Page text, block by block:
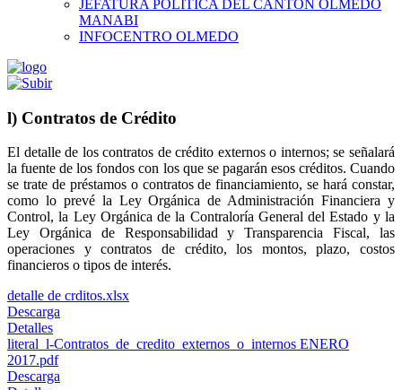
JEFATURA POLÍTICA DEL CANTÓN OLMEDO
MANABI
INFOCENTRO OLMEDO
l) Contratos de Crédito
El detalle de los contratos de crédito externos o internos; se señalará
la fuente de los fondos con los que se pagarán esos créditos. Cuando
se trate de préstamos o contratos de financiamiento, se hará constar,
como lo prevé la Ley Orgánica de Administración Financiera y
Control, la Ley Orgánica de la Contraloría General del Estado y la
Ley Orgánica de Responsabilidad y Transparencia Fiscal, las
operaciones y contratos de crédito, los montos, plazo, costos
financieros o tipos de interés.
detalle de crditos.xlsx
Descarga
Detalles
literal_l-Contratos_de_credito_externos_o_internos ENERO
2017.pdf
Descarga